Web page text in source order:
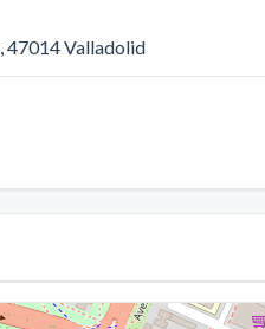
, 47014Valladolid